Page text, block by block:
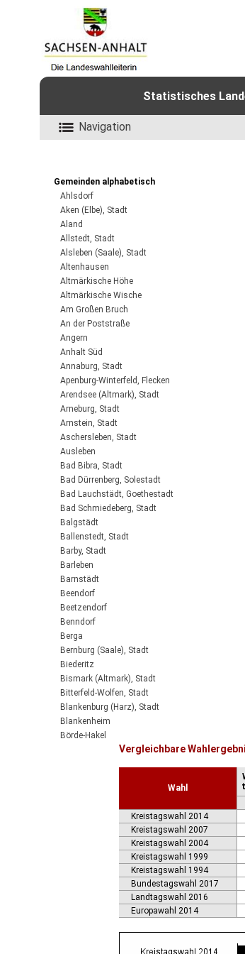
Statistisches
Navigation
Gemeinden alphabetisch
Ahlsdorf
Aken (Elbe), Stadt
Aland
Allstedt, Stadt
Alsleben (Saale), Stadt
Altenhausen
Altmärkische Höhe
Altmärkische Wische
Am Großen Bruch
An der Poststraße
Angern
Anhalt Süd
Annaburg, Stadt
Apenburg-Winterfeld, Flecken
Arendsee (Altmark), Stadt
Arneburg, Stadt
Arnstein, Stadt
Aschersleben, Stadt
Ausleben
Bad Bibra, Stadt
Bad Dürrenberg, Solestadt
Bad Lauchstädt, Goethestadt
Bad Schmiedeberg, Stadt
Balgstädt
Ballenstedt, Stadt
Barby, Stadt
Barleben
Barnstädt
Beendorf
Beetzendorf
Benndorf
Berga
Bernburg (Saale), Stadt
Biederitz
Bismark (Altmark), Stadt
Bitterfeld-Wolfen, Stadt
Blankenburg (Harz), Stadt
Blankenheim
Börde-Hakel
Brücken-Hackpfüffel
Calbe (Saale), Stadt
Coswig (Anhalt), Stadt
Dessau-Roßlau, Stadt
Vergleichbare
Wahl
Kreistagswahl 2014
Kreistagswahl 2007
Kreistagswahl 2004
Kreistagswahl 1999
Kreistagswahl 1994
Bundestagswahl 2017
Landtagswahl 2016
Europawahl 2014